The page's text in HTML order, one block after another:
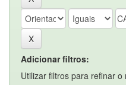
Adicionar filtros:
Utilizar filtros para refinar